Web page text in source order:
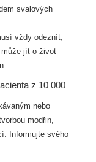
svalových
vždy odeznít,
jít o život
z 10 000
nebo
modřin,
Informujte svého